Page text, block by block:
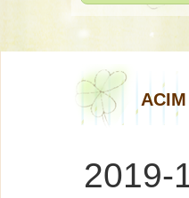
2019-